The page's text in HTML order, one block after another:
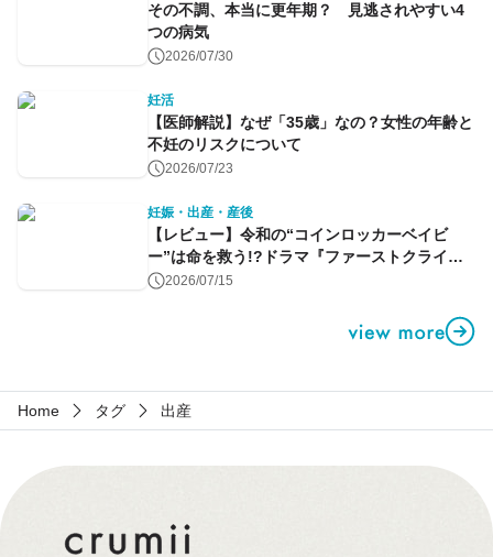
その不調、本当に更年期？ 見逃されやすい4
つの病気
2026/07/30
妊活
【医師解説】なぜ「35歳」なの？女性の年齢と
不妊のリスクについて
2026/07/23
妊娠・出産・産後
【レビュー】令和の“コインロッカーベイビ
ー”は命を救う!?ドラマ『ファーストクライ』
第1話2026/07/15
Home タグ 出産